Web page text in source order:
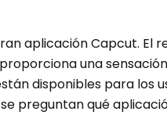
aplicación Capcut. El
una
disponibles para los
preguntan qué